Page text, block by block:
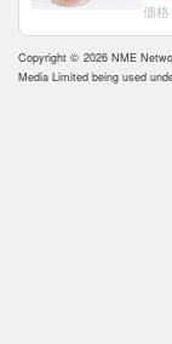
価
Copyright © 2026 NME
Media Limited being used